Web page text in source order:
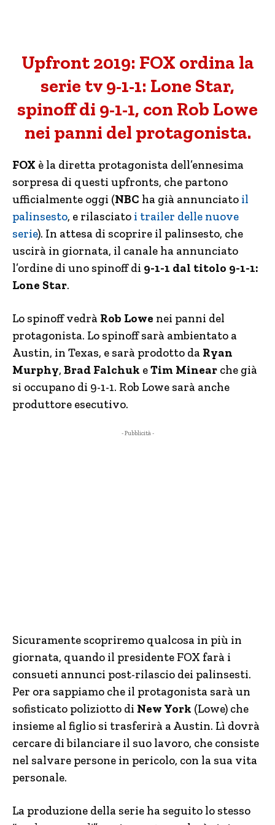
Upfront 2019: FOX ordina la
serie tv 9-1-1: Lone Star,
spinoff di 9-1-1, con Rob Lowe
nei panni del protagonista.
FOX è la diretta protagonista dell’ennesima
sorpresa di questi upfronts, che partono
ufficialmente oggi (NBC ha già annunciato il
palinsesto, e rilasciato i trailer delle nuove
serie). In attesa di scoprire il palinsesto, che
uscirà in giornata, il canale ha annunciato
l’ordine di uno spinoff di 9-1-1 dal titolo 9-1-1:
Lone Star.
Lo spinoff vedrà Rob Lowe nei panni del
protagonista. Lo spinoff sarà ambientato a
Austin, in Texas, e sarà prodotto da Ryan
Murphy, Brad Falchuk eTim Minear che già
si occupano di 9-1-1. Rob Lowe sarà anche
produttore esecutivo.
- Pubblicità -
Sicuramente scopriremo qualcosa in più in
giornata, quando il presidente FOX farà i
consueti annunci post-rilascio dei palinsesti.
Per ora sappiamo che il protagonista sarà un
sofisticato poliziotto di New York (Lowe) che
insieme al figlio si trasferirà a Austin. Lì dovrà
cercare di bilanciare il suo lavoro, che consiste
nel salvare persone in pericolo, con la sua vita
personale.
La produzione della serie ha seguito lo stesso